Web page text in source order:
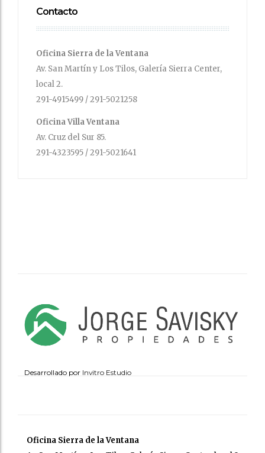
Contacto
Oficina Sierra de la Ventana
Av. San Martín y Los Tilos, Galería Sierra Center,
local 2.
291-4915499 / 291-5021258
Oficina Villa Ventana
Av. Cruz del Sur 85.
291-4323595 / 291-5021641
Desarrollado por Invitro Estudio
Oficina Sierra de la Ventana